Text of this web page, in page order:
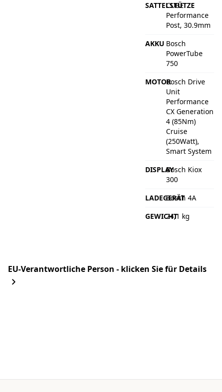
SATTELSTÜTZE
CUBE
Performance
Post, 30.9mm
AKKU Bosch
PowerTube
750
MOTORBosch Drive
Unit
Performance
CX Generation
4 (85Nm)
Cruise
(250Watt),
Smart System
DISPLAYBosch Kiox
300
LADEGERÄT
Bosch 4A
GEWICHT24,1 kg
EU-Verantwortliche Person - klicken Sie für Details